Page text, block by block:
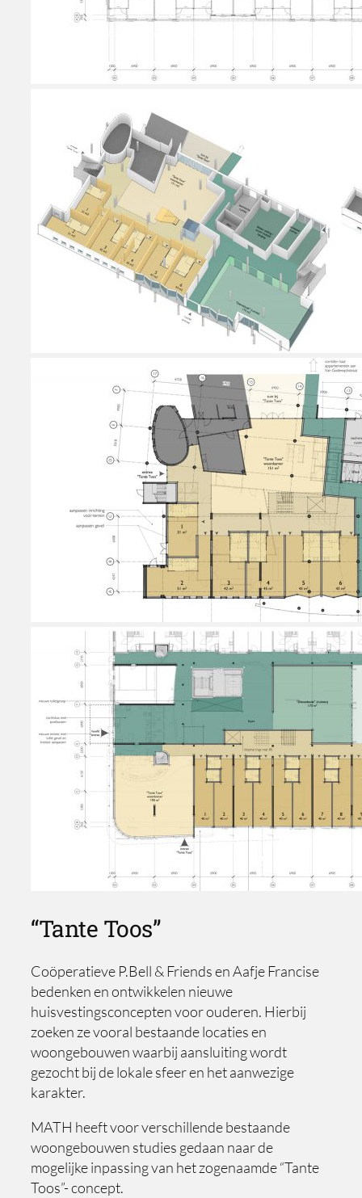
“Tante Toos”
Coöperatieve P.Bell & Friends en Aafje Francise
bedenken en ontwikkelen nieuwe
huisvestingsconcepten voor ouderen. Hierbij
zoeken ze vooral bestaande locaties en
woongebouwen waarbij aansluiting wordt
gezocht bij de lokale sfeer en het aanwezige
karakter.
MATH heeft voor verschillende bestaande
woongebouwen studies gedaan naar de
mogelijke inpassing van het zogenaamde “Tante
Toos”- concept.